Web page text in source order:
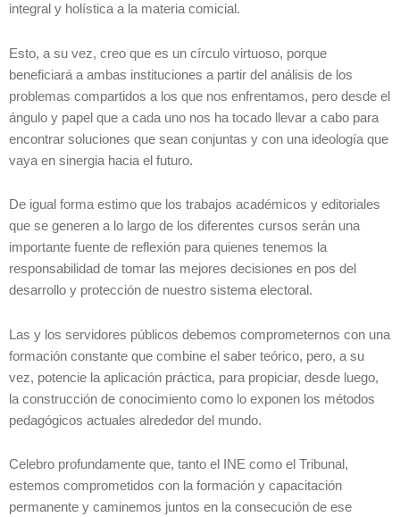
integral y holística a la materia comicial.
Esto, a su vez, creo que es un círculo virtuoso, porque
beneficiará a ambas instituciones a partir del análisis de los
problemas compartidos a los que nos enfrentamos, pero desde el
ángulo y papel que a cada uno nos ha tocado llevar a cabo para
encontrar soluciones que sean conjuntas y con una ideología que
vaya en sinergia hacia el futuro.
De igual forma estimo que los trabajos académicos y editoriales
que se generen a lo largo de los diferentes cursos serán una
importante fuente de reflexión para quienes tenemos la
responsabilidad de tomar las mejores decisiones en pos del
desarrollo y protección de nuestro sistema electoral.
Las y los servidores públicos debemos comprometernos con una
formación constante que combine el saber teórico, pero, a su
vez, potencie la aplicación práctica, para propiciar, desde luego,
la construcción de conocimiento como lo exponen los métodos
pedagógicos actuales alrededor del mundo.
Celebro profundamente que, tanto el INE como el Tribunal,
estemos comprometidos con la formación y capacitación
permanente y caminemos juntos en la consecución de ese